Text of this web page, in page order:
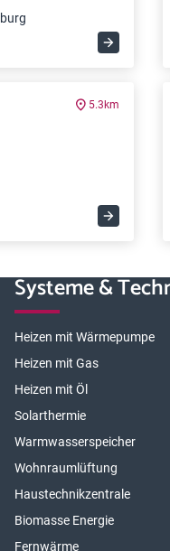
5.3km
Systeme &
Heizen mit Wärmepumpe
Heizen mit Gas
Heizen mit Öl
Solarthermie
Warmwasserspeicher
Wohnraumlüftung
Haustechnikzentrale
Biomasse Energie
Fernwärme